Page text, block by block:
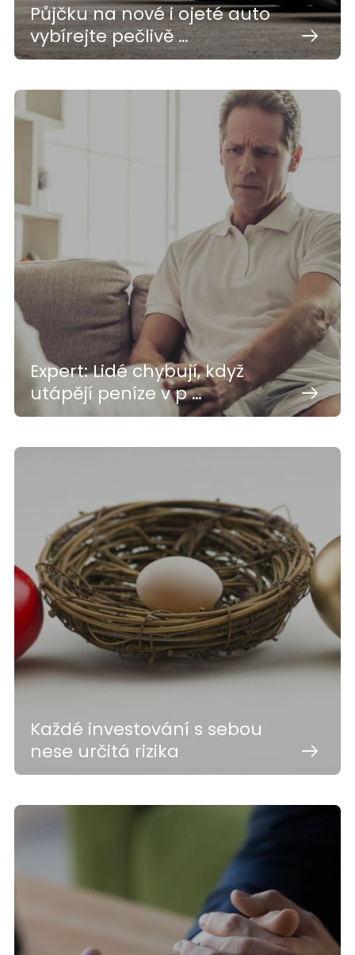
Půjčku na nové i ojeté auto
vybírejte pečlivě …
Expert: Lidé chybují, když
utápějí peníze v p …
Každé investování s sebou
nese určitá rizika